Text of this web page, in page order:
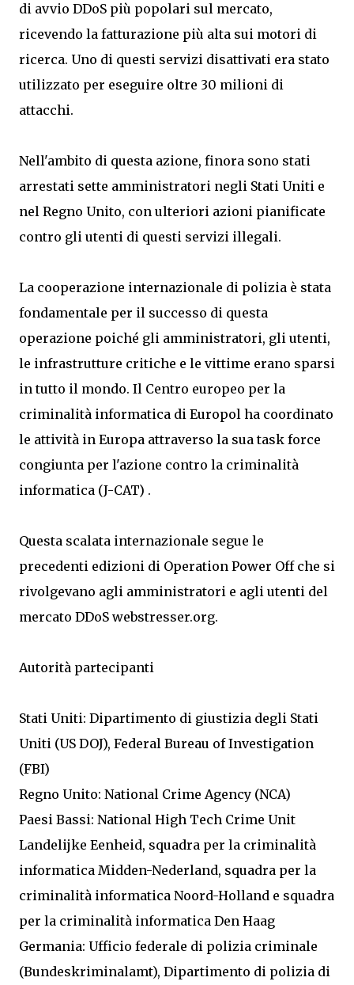
di avvio DDoS più popolari sul mercato,
ricevendo la fatturazione più alta sui motori di
ricerca. Uno di questi servizi disattivati ​​era stato
utilizzato per eseguire oltre 30 milioni di
attacchi.
Nell'ambito di questa azione, finora sono stati
arrestati sette amministratori negli Stati Uniti e
nel Regno Unito, con ulteriori azioni pianificate
contro gli utenti di questi servizi illegali.
La cooperazione internazionale di polizia è stata
fondamentale per il successo di questa
operazione poiché gli amministratori, gli utenti,
le infrastrutture critiche e le vittime erano sparsi
in tutto il mondo. Il Centro europeo per la
criminalità informatica di Europol ha coordinato
le attività in Europa attraverso la sua task force
congiunta per l'azione contro la criminalità
informatica (J-CAT) .
Questa scalata internazionale segue le
precedenti edizioni di Operation Power Off che si
rivolgevano agli amministratori e agli utenti del
mercato DDoS webstresser.org.
Autorità partecipanti
Stati Uniti: Dipartimento di giustizia degli Stati
Uniti (US DOJ), Federal Bureau of Investigation
(FBI)
Regno Unito: National Crime Agency (NCA)
Paesi Bassi: National High Tech Crime Unit
Landelijke Eenheid, squadra per la criminalità
informatica Midden-Nederland, squadra per la
criminalità informatica Noord-Holland e squadra
per la criminalità informatica Den Haag
Germania: Ufficio federale di polizia criminale
(Bundeskriminalamt), Dipartimento di polizia di